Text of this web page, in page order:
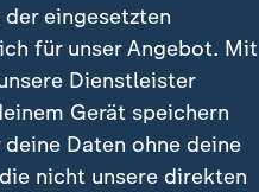
eingesetzten
für unser Angebot. Mit
Dienstleister
Gerät speichern
Daten ohne deine
nicht unsere direkten